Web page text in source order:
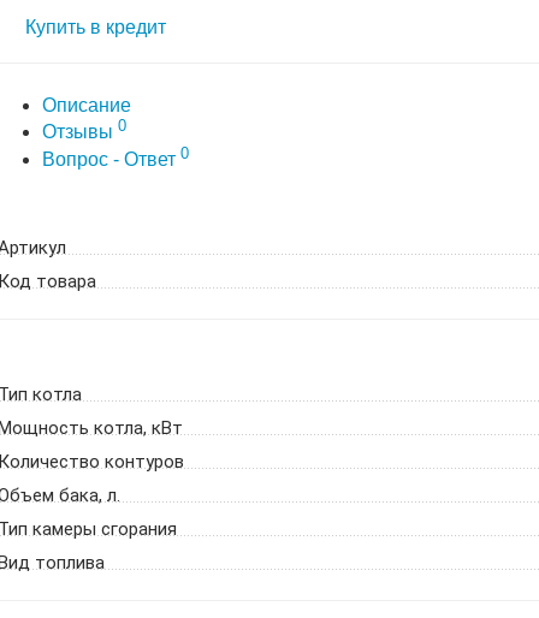
Купить в кредит
Описание
Отзывы 0
Вопрос - Ответ 0
товара
котла
котла, кВт
контуров
бака, л.
камеры сгорания
топлива